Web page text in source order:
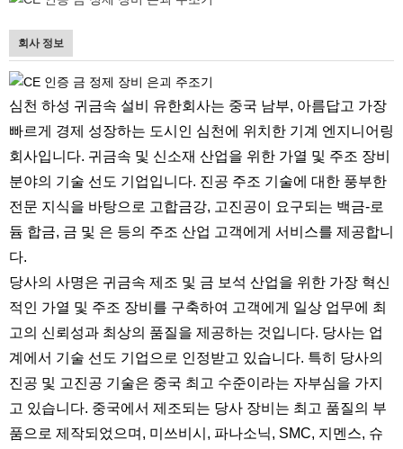
회사 정보
심천 하성 귀금속 설비 유한회사는 중국 남부, 아름답고 가장
빠르게 경제 성장하는 도시인 심천에 위치한 기계 엔지니어링
회사입니다. 귀금속 및 신소재 산업을 위한 가열 및 주조 장비
분야의 기술 선도 기업입니다. 진공 주조 기술에 대한 풍부한
전문 지식을 바탕으로 고합금강, 고진공이 요구되는 백금-로
듐 합금, 금 및 은 등의 주조 산업 고객에게 서비스를 제공합니
다.
당사의 사명은 귀금속 제조 및 금 보석 산업을 위한 가장 혁신
적인 가열 및 주조 장비를 구축하여 고객에게 일상 업무에 최
고의 신뢰성과 최상의 품질을 제공하는 것입니다. 당사는 업
계에서 기술 선도 기업으로 인정받고 있습니다. 특히 당사의
진공 및 고진공 기술은 중국 최고 수준이라는 자부심을 가지
고 있습니다. 중국에서 제조되는 당사 장비는 최고 품질의 부
품으로 제작되었으며, 미쓰비시, 파나소닉, SMC, 지멘스, 슈